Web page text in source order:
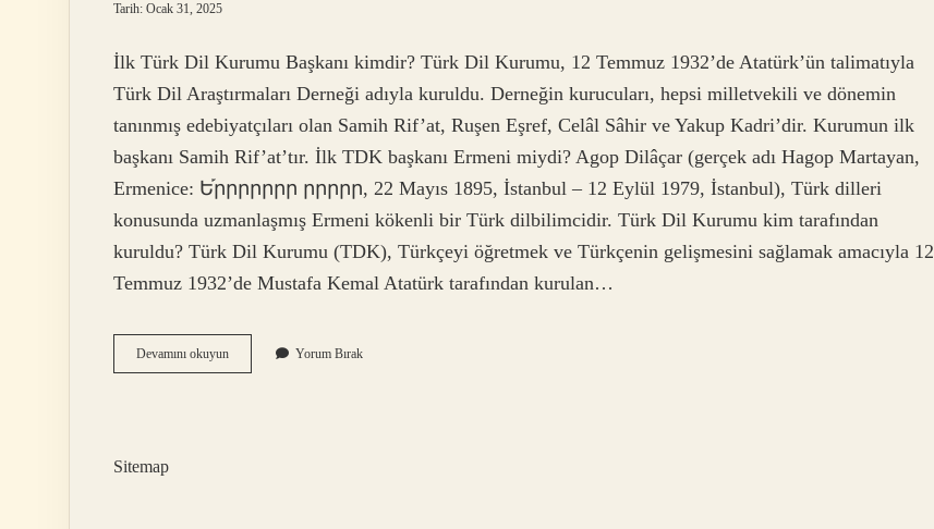
Tarih: Ocak 31, 2025
İlk Türk Dil Kurumu Başkanı kimdir? Türk Dil Kurumu, 12 Temmuz 1932’de Atatürk’ün talimatıyla
Türk Dil Araştırmaları Derneği adıyla kuruldu. Derneğin kurucuları, hepsi milletvekili ve dönemin
tanınmış edebiyatçıları olan Samih Rif’at, Ruşen Eşref, Celâl Sâhir ve Yakup Kadri’dir. Kurumun ilk
başkanı Samih Rif’at’tır. İlk TDK başkanı Ermeni miydi? Agop Dilâçar (gerçek adı Hagop Martayan,
Ermenice: Ե֡րրրրրրր րրրրր, 22 Mayıs 1895, İstanbul – 12 Eylül 1979, İstanbul), Türk dilleri
konusunda uzmanlaşmış Ermeni kökenli bir Türk dilbilimcidir. Türk Dil Kurumu kim tarafından
kuruldu? Türk Dil Kurumu (TDK), Türkçeyi öğretmek ve Türkçenin gelişmesini sağlamak amacıyla 12
Temmuz 1932’de Mustafa Kemal Atatürk tarafından kurulan…
Devamını okuyunAtatürk
Türk
Yorum Bırak
Sitemap